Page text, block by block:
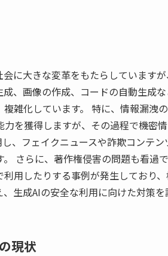
に大きな変革をもたらしています
、画像の作成、コードの自動生成
雑化しています。 特に、情報漏洩
を獲得しますが、その過程で機密
、フェイクニュースや詐欺コンテ
さらに、著作権侵害の問題も看過
用したりする事例が発生しており
生成AIの安全な利用に向けた対策を
現状